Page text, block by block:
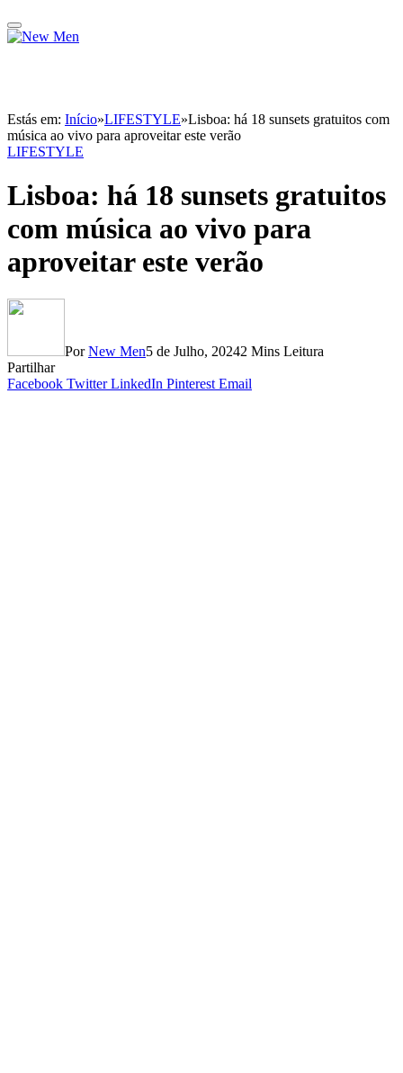
Estás em: Início»LIFESTYLE»Lisboa: há 18 sunsets gratuitos com
música ao vivo para aproveitar este verão
LIFESTYLE
Lisboa: há 18 sunsets gratuitos
com música ao vivo para
aproveitar este verão
Por New Men5 de Julho, 20242 Mins Leitura
Partilhar
Facebook Twitter LinkedIn Pinterest Email